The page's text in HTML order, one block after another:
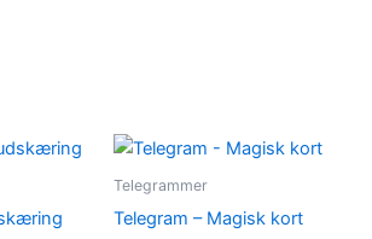
Telegrammer
Telegram – Magisk kort